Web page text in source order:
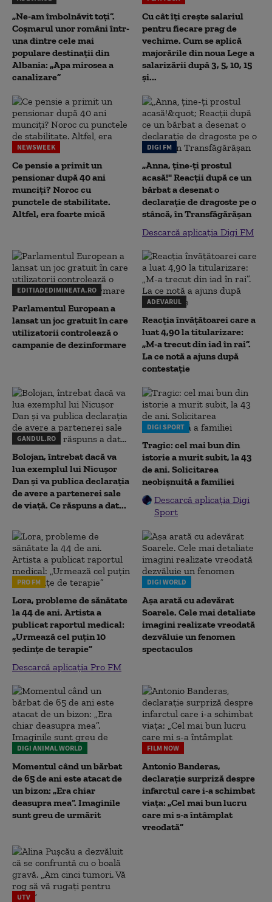
„Ne-am îmbolnăvit toți”.
Coșmarul unor români într-
una dintre cele mai
populare destinații din
Albania: „Apa mirosea a
canalizare”
Cu cât îți crește salariul
pentru fiecare prag de
vechime. Cum se aplică
majorările din noua Lege a
salarizării după 3, 5, 10, 15
și...
NEWSWEEK
Ce pensie a primit un
pensionar după 40 ani
munciți? Noroc cu
punctele de stabilitate.
Altfel, era foarte mică
DIGI FM
„Anna, ţine-ţi prostul
acasă!" Reacţii după ce un
bărbat a desenat o
declaraţie de dragoste pe o
stâncă, în Transfăgărăşan
Descarcă aplicația Digi FM
EDITIADEDIMINEATA.RO
Parlamentul European a
lansat un joc gratuit în care
utilizatorii controlează o
campanie de dezinformare
ADEVARUL
Reacția învățătoarei care a
luat 4,90 la titularizare:
„M-a trecut din iad în rai”.
La ce notă a ajuns după
contestație
GANDUL.RO
Bolojan, întrebat dacă va
lua exemplul lui Nicușor
Dan și va publica declarația
de avere a partenerei sale
de viață. Ce răspuns a dat...
DIGI SPORT
Tragic: cel mai bun din
istorie a murit subit, la 43
de ani. Solicitarea
neobișnuită a familiei
Descarcă aplicația Digi
Sport
PRO FM
Lora, probleme de sănătate
la 44 de ani. Artista a
publicat raportul medical:
„Urmează cel puțin 10
ședințe de terapie”
Descarcă aplicația Pro FM
DIGI WORLD
Așa arată cu adevărat
Soarele. Cele mai detaliate
imagini realizate vreodată
dezvăluie un fenomen
spectaculos
DIGI ANIMAL WORLD
Momentul când un bărbat
de 65 de ani este atacat de
un bizon: „Era chiar
deasupra mea”. Imaginile
sunt greu de urmărit
FILM NOW
Antonio Banderas,
declarație surpriză despre
infarctul care i-a schimbat
viața: „Cel mai bun lucru
care mi s-a întâmplat
vreodată”
UTV